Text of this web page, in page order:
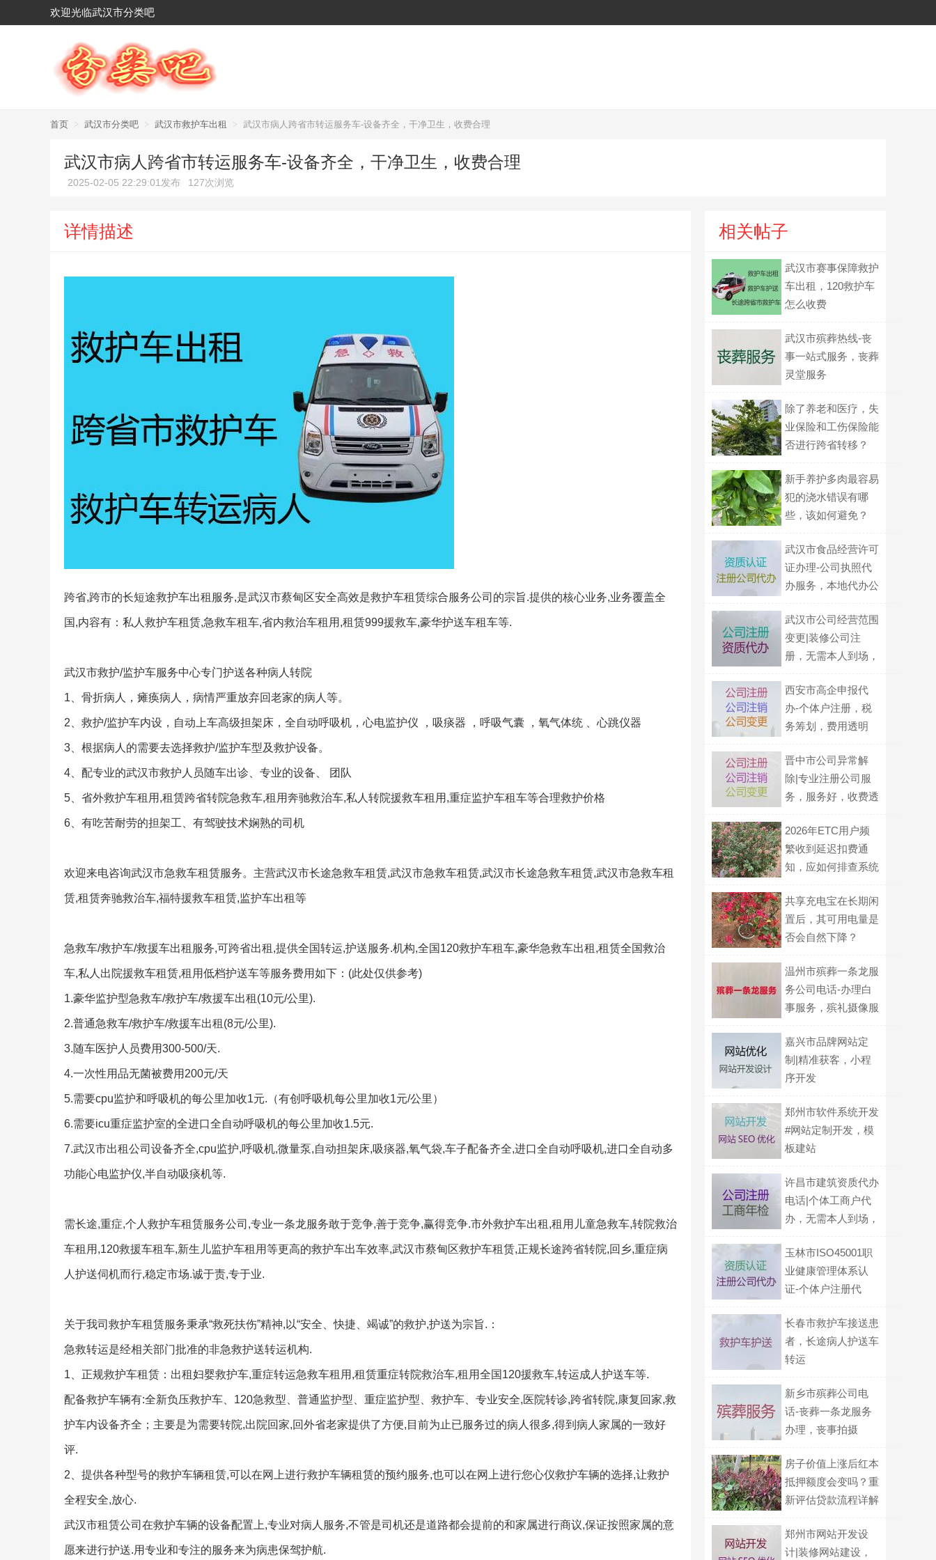
欢迎光临武汉市分类吧
首页 > 武汉市分类吧 > 武汉市救护车出租 > 武汉市病人跨省市转运服务车-设备齐全，干净卫生，收费合理
武汉市病人跨省市转运服务车-设备齐全，干净卫生，收费合理
2025-02-05 22:29:01发布 127次浏览
详情描述
跨省,跨市的长短途救护车出租服务,是武汉市蔡甸区安全高效是救护车租赁综合服务公司的宗旨.提供的核心业务,业务覆盖全
国,内容有：私人救护车租赁,急救车租车,省内救治车租用,租赁999援救车,豪华护送车租车等.
武汉市救护/监护车服务中心专门护送各种病人转院
1、骨折病人，瘫痪病人，病情严重放弃回老家的病人等。
2、救护/监护车内设，自动上车高级担架床，全自动呼吸机，心电监护仪 ，吸痰器 ，呼吸气囊 ，氧气体统 、心跳仪器
3、根据病人的需要去选择救护/监护车型及救护设备。
4、配专业的武汉市救护人员随车出诊、专业的设备、 团队
5、省外救护车租用,租赁跨省转院急救车,租用奔驰救治车,私人转院援救车租用,重症监护车租车等合理救护价格
6、有吃苦耐劳的担架工、有驾驶技术娴熟的司机
欢迎来电咨询武汉市急救车租赁服务。主营武汉市长途急救车租赁,武汉市急救车租赁,武汉市长途急救车租赁,武汉市急救车租
赁,租赁奔驰救治车,福特援救车租赁,监护车出租等
急救车/救护车/救援车出租服务,可跨省出租,提供全国转运,护送服务.机构,全国120救护车租车,豪华急救车出租,租赁全国救治
车,私人出院援救车租赁,租用低档护送车等服务费用如下：(此处仅供参考)
1.豪华监护型急救车/救护车/救援车出租(10元/公里).
2.普通急救车/救护车/救援车出租(8元/公里).
3.随车医护人员费用300-500/天.
4.一次性用品无菌被费用200元/天
5.需要cpu监护和呼吸机的每公里加收1元.（有创呼吸机每公里加收1元/公里）
6.需要icu重症监护室的全进口全自动呼吸机的每公里加收1.5元.
7.武汉市出租公司设备齐全,cpu监护,呼吸机,微量泵,自动担架床,吸痰器,氧气袋,车子配备齐全,进口全自动呼吸机,进口全自动多
功能心电监护仪,半自动吸痰机等.
需长途,重症,个人救护车租赁服务公司,专业一条龙服务敢于竞争,善于竞争,赢得竞争.市外救护车出租,租用儿童急救车,转院救治
车租用,120救援车租车,新生儿监护车租用等更高的救护车出车效率,武汉市蔡甸区救护车租赁,正规长途跨省转院,回乡,重症病
人护送伺机而行,稳定市场.诚于责,专于业.
关于我司救护车租赁服务秉承“救死扶伤”精神,以“安全、快捷、竭诚”的救护,护送为宗旨.：
急救转运是经相关部门批准的非急救护送转运机构.
1、正规救护车租赁：出租妇婴救护车,重症转运急救车租用,租赁重症转院救治车,租用全国120援救车,转运成人护送车等.
配备救护车辆有:全新负压救护车、120急救型、普通监护型、重症监护型、救护车、专业安全,医院转诊,跨省转院,康复回家,救
护车内设备齐全；主要是为需要转院,出院回家,回外省老家提供了方便,目前为止已服务过的病人很多,得到病人家属的一致好
评.
2、提供各种型号的救护车辆租赁,可以在网上进行救护车辆租赁的预约服务,也可以在网上进行您心仪救护车辆的选择,让救护
全程安全,放心.
武汉市租赁公司在救护车辆的设备配置上,专业对病人服务,不管是司机还是道路都会提前的和家属进行商议,保证按照家属的意
愿来进行护送.用专业和专注的服务来为病患保驾护航.
相关帖子
武汉市赛事保障救护
车出租，120救护车
怎么收费
武汉市殡葬热线-丧
事一站式服务，丧葬
灵堂服务
除了养老和医疗，失
业保险和工伤保险能
否进行跨省转移？
新手养护多肉最容易
犯的浇水错误有哪
些，该如何避免？
武汉市食品经营许可
证办理-公司执照代
办服务，本地代办公
武汉市公司经营范围
变更|装修公司注
册，无需本人到场，
西安市高企申报代
办-个体户注册，税
务筹划，费用透明
晋中市公司异常解
除|专业注册公司服
务，服务好，收费透
2026年ETC用户频
繁收到延迟扣费通
知，应如何排查系统
共享充电宝在长期闲
置后，其可用电量是
否会自然下降？
温州市殡葬一条龙服
务公司电话-办理白
事服务，殡礼摄像服
嘉兴市品牌网站定
制|精准获客，小程
序开发
郑州市软件系统开发
#网站定制开发，模
板建站
许昌市建筑资质代办
电话|个体工商户代
办，无需本人到场，
玉林市ISO45001职
业健康管理体系认
证-个体户注册代
话咨询
长春市救护车接送患
者，长途病人护送车
转运
新乡市殡葬公司电
话-丧葬一条龙服务
办理，丧事拍摄
房子价值上涨后红本
抵押额度会变吗？重
新评估贷款流程详解
郑州市网站开发设
计|装修网站建设，